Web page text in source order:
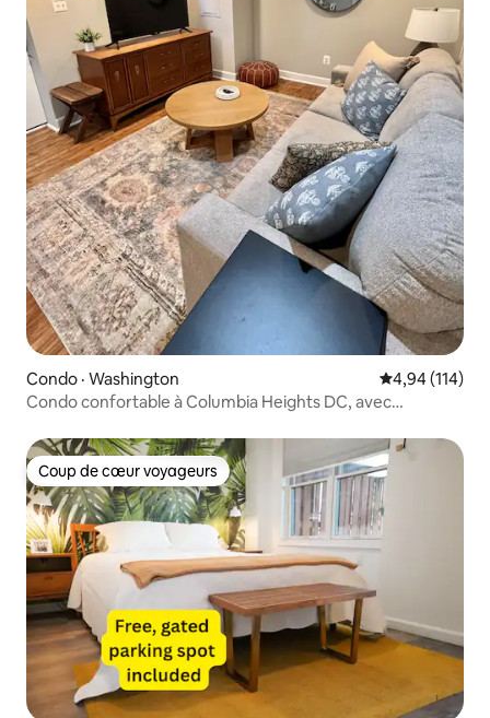
Condo · Washington Note
4,94 (114)
Condo confortable à Columbia Heights DC, avec
Coup de cœur voyageurs
Coup de cœur voyageurs